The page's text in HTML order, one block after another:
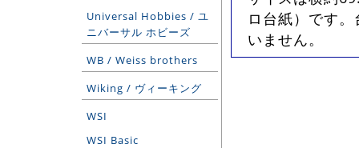
Universal Hobbies / ユ
ニバーサル ホビーズ
WB / Weiss brothers
Wiking / ヴィーキング
WSI
WSI Basic
ロ台紙）です
いません。